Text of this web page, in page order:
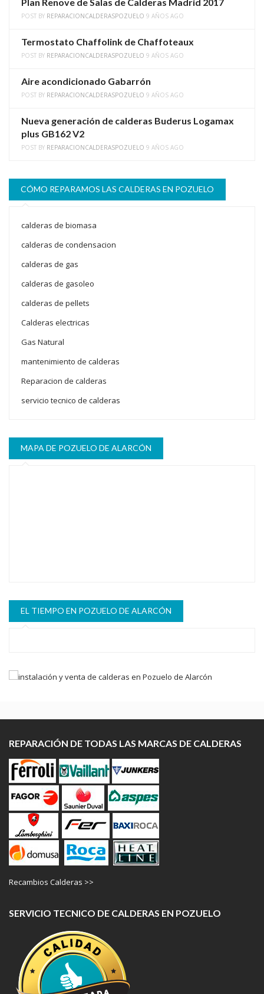
POST BY REPARACIONCALDERASPOZUELO 9 AÑOS AGO
Termostato Chaffolink de Chaffoteaux
POST BY REPARACIONCALDERASPOZUELO 9 AÑOS AGO
Aire acondicionado Gabarrón
POST BY REPARACIONCALDERASPOZUELO 9 AÑOS AGO
Nueva generación de calderas Buderus Logamax
plus GB162 V2
POST BY REPARACIONCALDERASPOZUELO 9 AÑOS AGO
CÓMO REPARAMOS LAS CALDERAS EN POZUELO
calderas de biomasa
calderas de condensacion
calderas de gas
calderas de gasoleo
calderas de pellets
Calderas electricas
Gas Natural
mantenimiento de calderas
Reparacion de calderas
servicio tecnico de calderas
MAPA DE POZUELO DE ALARCÓN
EL TIEMPO EN POZUELO DE ALARCÓN
REPARACIÓN DE TODAS LAS MARCAS DE CALDERAS
Recambios Calderas >>
SERVICIO TECNICO DE CALDERAS EN POZUELO